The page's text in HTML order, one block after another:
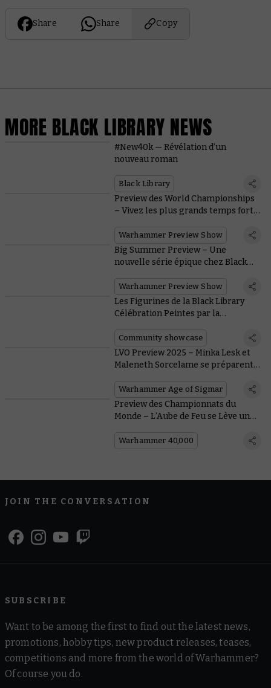
Share Share Copy
MORE BLACK LIBRARY NEWS
#New40k — Révélation d’un
nouveau roman
Black Library
Preview des World Championships
– Vivez les plus grands temps forts
sélection de titres choisis
Warhammer Preview Show
Big Summer Preview – Une
nouvelle série épique chez Black
Warhammer Preview Show
Les Figurines de la Black Library
Célébration Peintes par la
Community showcase
LVO Preview 2025 – Minka Lesk et
Maleneth Sorcelame se préparent
figurines
Warhammer Age of Sigmar
Preview des Championnats du
Monde – L’Aube de Feu se Lève une
Sorties Black Library
Warhammer 40,000
JOIN THE CONVERSATION
SUBSCRIBE
Want to be among the first to find out the latest news,
promotions, hobby tips, new product releases, teases,
competitions and more from the world of Warhammer?
Of course you do.